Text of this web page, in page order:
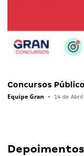
Concursos
Equipe Gran • 14 de Abril